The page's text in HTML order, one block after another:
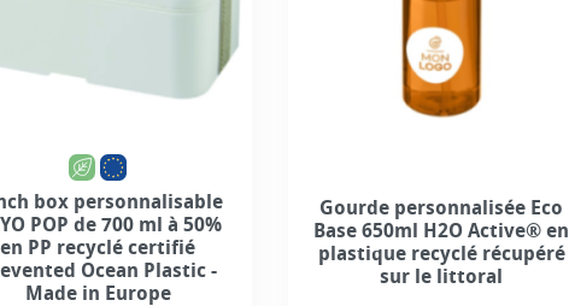
box personnalisable
POP de 700 ml à 50%
en PP recyclé certifié
Ocean Plastic -
Made in Europe
Gourde personnalisée Eco
Base 650ml H2O Active® en
plastique recyclé récupéré
sur le littoral